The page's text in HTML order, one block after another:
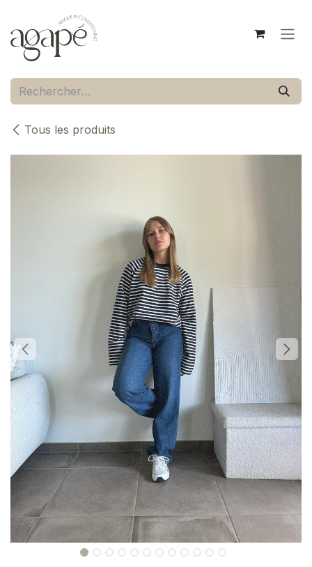
Tous les produits